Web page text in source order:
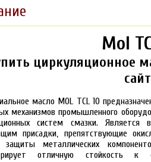
Mol
циркуляционное
масло MOL TCL 10
механизмов промышленного
систем смазки. Является
присадки, препятствующие
защиты металлических
отличную стойкость к